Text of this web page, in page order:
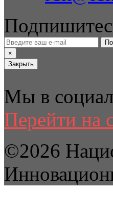
×
Закрыть
Мы в
Перейти на
©2026